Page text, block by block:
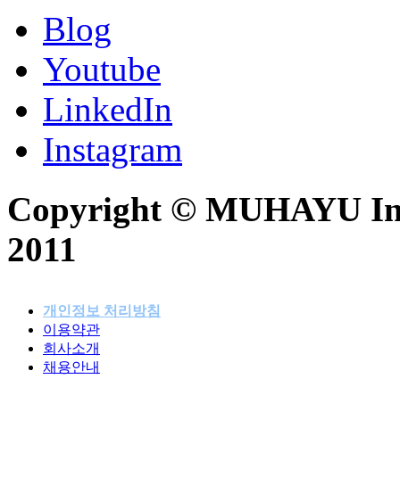
Blog
Youtube
LinkedIn
Instagram
Copyright © MUHAYU
2011
개인정보 처리방침
이용약관
회사소개
채용안내